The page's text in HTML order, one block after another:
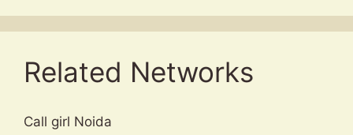
Related Networks
Call girl Noida